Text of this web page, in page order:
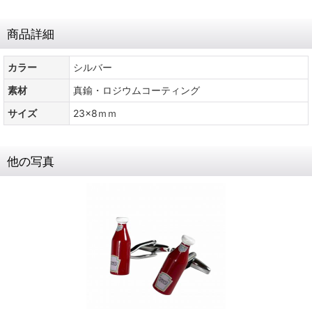
商品詳細
カラー
シルバー
素材
真鍮・ロジウムコーティング
サイズ
23x8ｍｍ
他の写真